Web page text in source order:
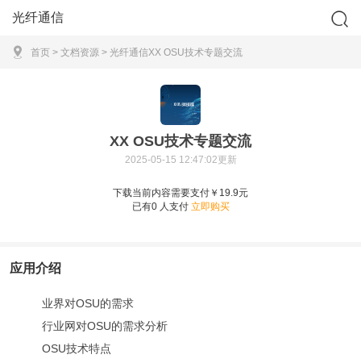
光纤通信
首页 > 文档资源 > 光纤通信XX OSU技术专题交流
XX OSU技术专题交流
2025-05-15 12:47:02更新
下载当前内容需要支付￥19.9元
已有0 人支付 立即购买
应用介绍
业界对OSU的需求
行业网对OSU的需求分析
OSU技术特点